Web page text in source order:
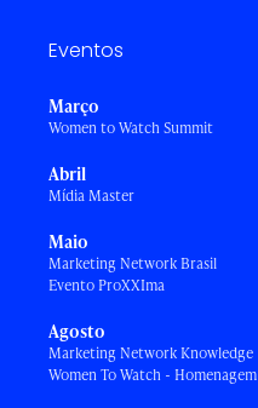
Eventos
Março
Women to Watch Summit
Abril
Mídia Master
Maio
Marketing Network Brasil
Evento ProXXIma
Agosto
Marketing Network Knowledge
Women To Watch - Homenagem